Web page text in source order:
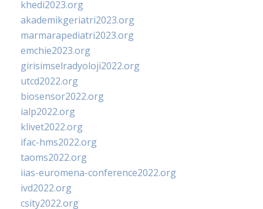
khedi2023.org
akademikgeriatri2023.org
marmarapediatri2023.org
emchie2023.org
girisimselradyoloji2022.org
utcd2022.org
biosensor2022.org
ialp2022.org
klivet2022.org
ifac-hms2022.org
taoms2022.org
iias-euromena-conference2022.org
ivd2022.org
csity2022.org